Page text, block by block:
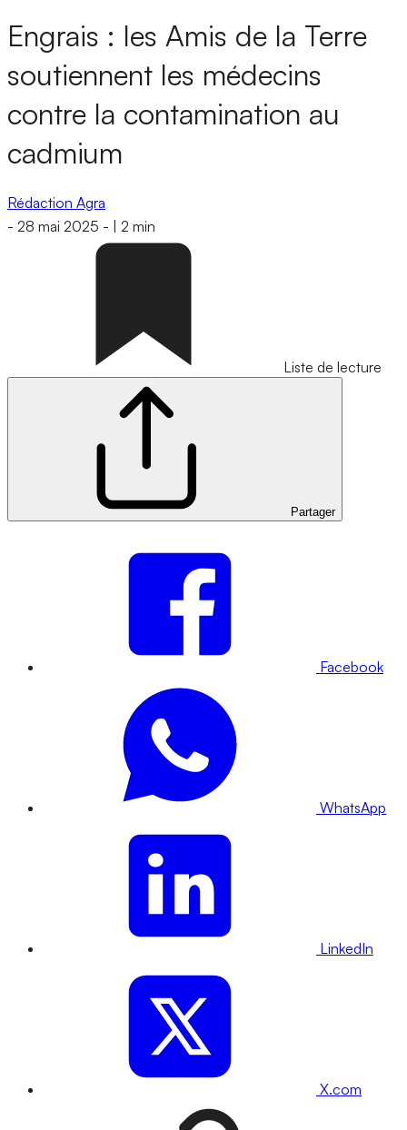
Engrais : les Amis de la Terre
soutiennent les médecins
contre la contamination au
cadmium
Rédaction Agra
- 28 mai 2025 - 2 min
Liste de lecture
Partager
Facebook
WhatsApp
LinkedIn
X.com